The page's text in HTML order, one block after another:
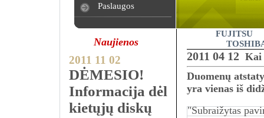
Naujienos
2011 11 02
DĖMESIO!
Informacija dėl
kietųjų diskų
FUJITSU
2011 04 12 Kai
Duomenų
yra vienas iš
"Subraižytas
Paslaugos